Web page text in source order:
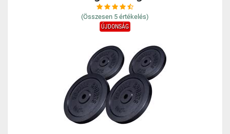
(Összesen 5 értékelés)
ÚJDONSÁG